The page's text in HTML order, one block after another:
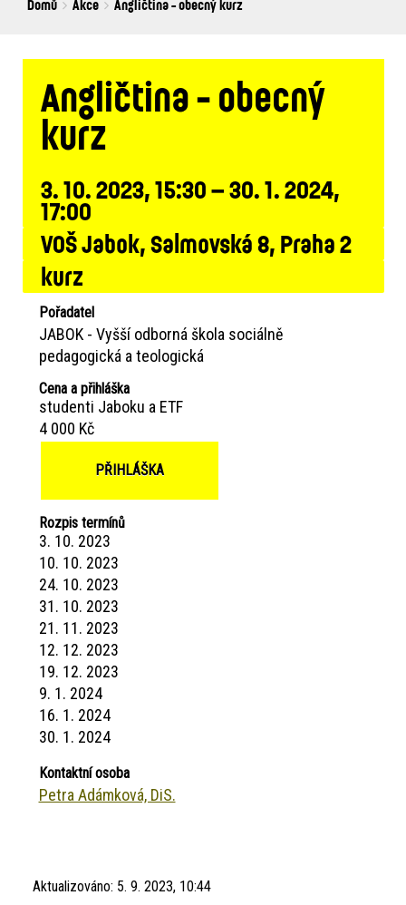
Breadcrumbs
You
Domů Akce Angličtina - obecný kurz
Angličtina - obecný
kurz
3. 10. 2023, 15:30 – 30. 1. 2024,
17:00
VOŠ Jabok, Salmovská 8, Praha 2
kurz
Pořadatel
JABOK - Vyšší odborná škola sociálně
pedagogická a teologická
Cena a přihláška
studenti Jaboku a ETF
4 000 Kč
PŘIHLÁŠKA
Rozpis termínů
3. 10. 2023
10. 10. 2023
24. 10. 2023
31. 10. 2023
21. 11. 2023
12. 12. 2023
19. 12. 2023
9. 1. 2024
16. 1. 2024
30. 1. 2024
Kontaktní osoba
Petra Adámková, DiS.
Aktualizováno: 5. 9. 2023, 10:44